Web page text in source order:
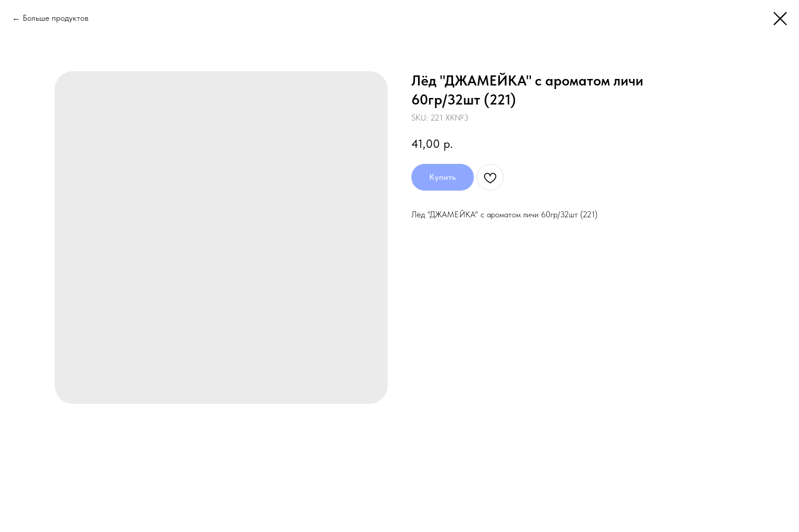
Больше продуктов
Лёд "ДЖАМЕЙКА" с ароматом личи
60гр/32шт (221)
SKU: 221 ХК№3
41,00 р.
Купить
Лёд "ДЖАМЕЙКА" с ароматом личи 60гр/32шт (221)